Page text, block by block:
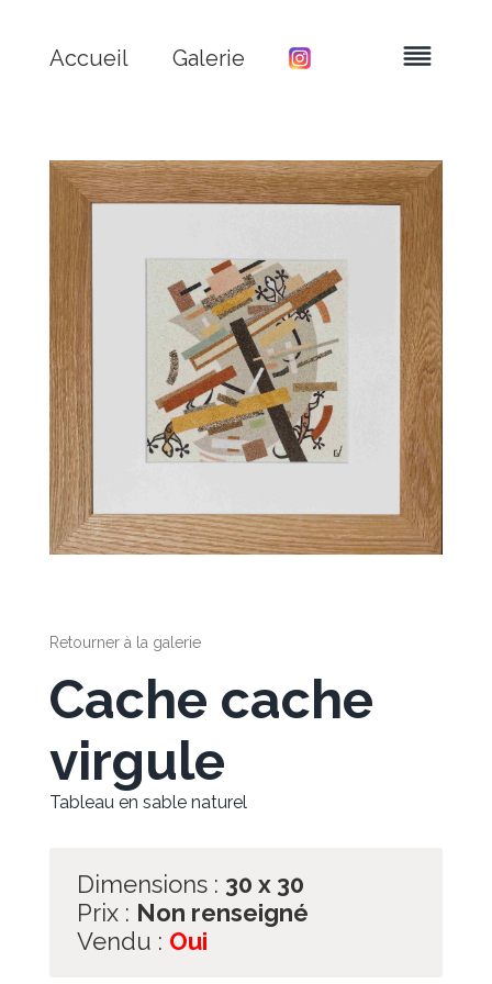
Accueil Galerie
Retourner à la galerie
Cache cache
virgule
Tableau en sable naturel
Dimensions : 30 x 30
Prix : Non renseigné
Vendu : Oui